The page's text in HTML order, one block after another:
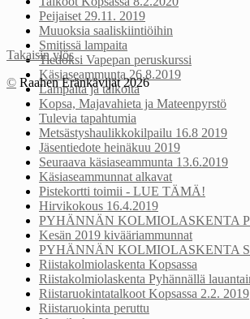
Peijaiset 29.11. 2019
Muuoksia saaliskiintiöihin
Smitissä lampaita
Tiedoksi Vapepan peruskurssi
Käsiaseammunta 26.8.2019
Lampaita ja talkoita
Kopsa, Majavahieta ja Mateenpyrstö
Tulevia tapahtumia
Metsästyshaulikkokilpailu 16.8 2019
Jäsentiedote heinäkuu 2019
Seuraava käsiaseammunta 13.6.2019
Käsiaseammunnat alkavat
Pistekortti toimii - LUE TÄMÄ!
Hirvikokous 16.4.2019
PYHÄNNÄN KOLMIOLASKENTA
Kesän 2019 kivääriammunnat
PYHÄNNÄN KOLMIOLASKENTA
Riistakolmiolaskenta Kopsassa
Riistakolmiolaskenta Pyhännällä
Riistaruokintatalkoot Kopsassa 2.2. 2019
Riistaruokinta peruttu
Takaisin ylös
© Raahen Eränkävijät 2026